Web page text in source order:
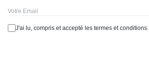
J'ai lu, compris et accepté les termes et conditions.